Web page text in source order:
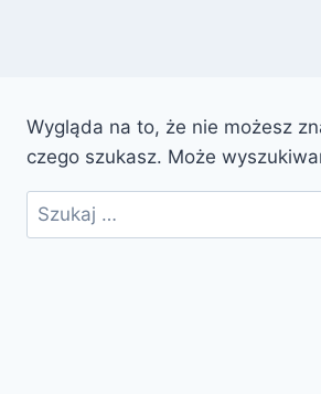
Wygląda na to, że nie możesz
czego szukasz. Może
Szukaj: